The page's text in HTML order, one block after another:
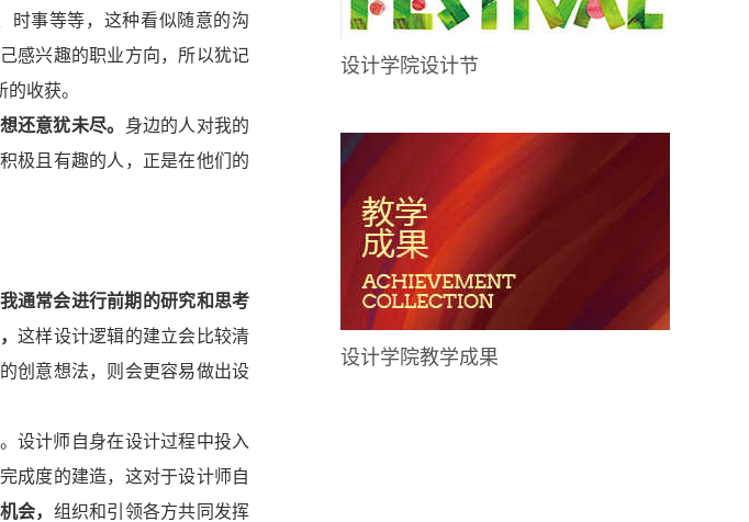
时事等等，这种看似随意的沟
感兴趣的职业方向，所以犹记
收获。
还意犹未尽。 身边的人对我的
极且有趣的人，正是在他们的
我通常会进行前期的研究和思考
这样设计逻辑的建立会比较清
创意想法，则会更容易做出设
设计师自身在设计过程中投入
完成度的建造，这对于设计师自
会， 组织和引领各方共同 发挥
设计学院设计节
设计学院教学成果